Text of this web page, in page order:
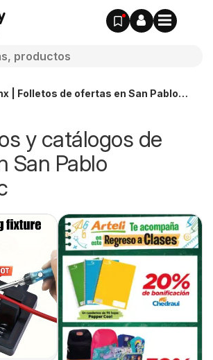
| Folletos de ofertas en San Pablo
y catálogos de
San Pablo